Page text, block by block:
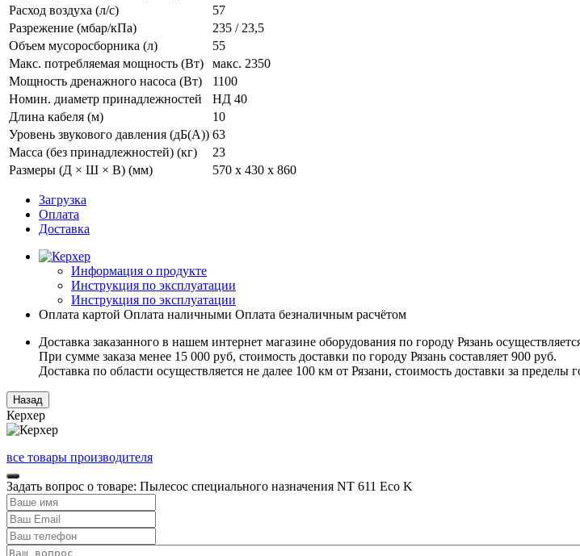
Расход воздуха (л/с)
57
Разрежение (мбар/кПа)
235 / 23,5
Объем мусоросборника (л)
55
Макс. потребляемая мощность (Вт)
макс. 2350
Мощность дренажного насоса (Вт)
1100
Номин. диаметр принадлежностей
НД 40
Длина кабеля (м)
10
Уровень звукового давления (дБ(А)) 63
Масса (без принадлежностей) (кг)
23
Размеры (Д × Ш × В) (мм)
570 x 430 x 860
Загрузка
Оплата
Доставка
Информация о продукте
Инструкция по эксплуатации
Инструкция по эксплуатации
Оплата картой Оплата наличными Оплата безналичным расчётом
Доставка заказанного в нашем интернет магазине оборудования по городу Рязань
При сумме заказа менее 15 000 руб, стоимость доставки по городу Рязань составляет 900 руб.
Доставка по области осуществляется не далее 100 км от Рязани, стоимость доставки за
Керхер
все товары производителя
Задать вопрос о товаре: Пылесос специального назначения NT 611 Eco K